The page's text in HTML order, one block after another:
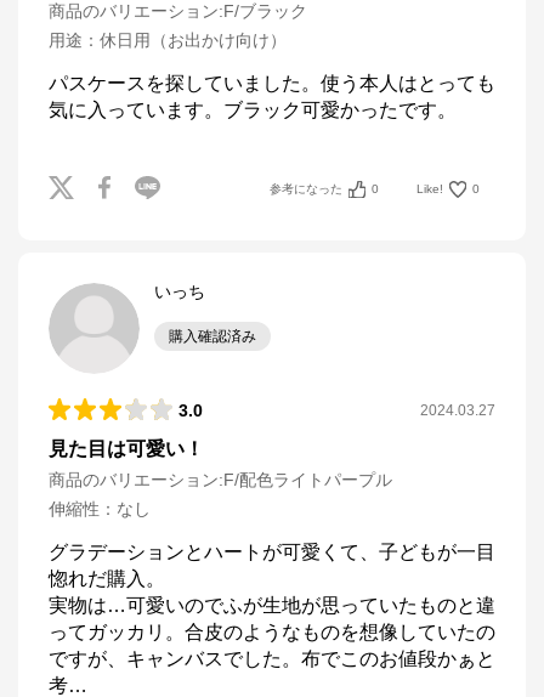
商品のバリエーション:F/ブラック
用途 ： 休日用（お出かけ向け）
パスケースを探していました。使う本人はとっても
気に入っています。ブラック可愛かったです。
参考になった 0 Like! 0
いっち
購入確認済み
3.0 2024.03.27
見た目は可愛い！
商品のバリエーション:F/配色ライトパープル
伸縮性 ： なし
グラデーションとハートが可愛くて、子どもが一目
惚れだ購入。
実物は…可愛いのでふが生地が思っていたものと違
ってガッカリ。合皮のようなものを想像していたの
ですが、キャンバスでした。布でこのお値段かぁと
考…